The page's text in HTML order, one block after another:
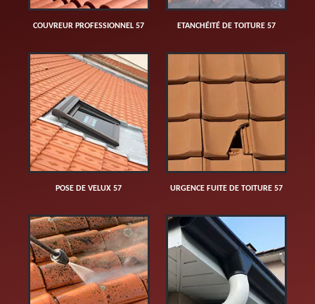
COUVREUR PROFESSIONNEL 57 ETANCHÉITÉ DE TOITURE 57
POSE DE VELUX 57 URGENCE FUITE DE TOITURE 57